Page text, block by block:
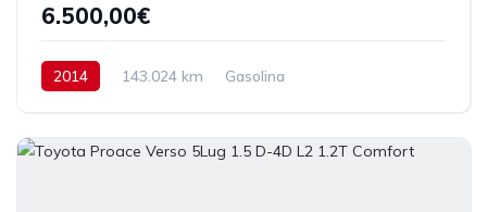
6.500,00€
2014 143.024 km Gasolina